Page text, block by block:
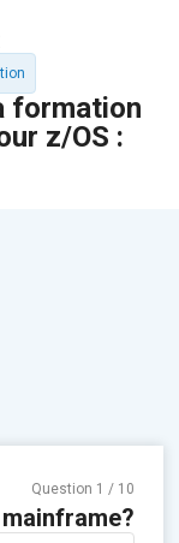
formation
z/OS :
Question 1 / 10